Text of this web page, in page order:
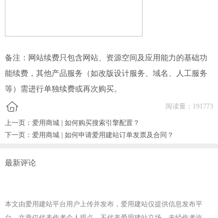
备注：网站续费只包含网站、资源空间及应用能力的基础功
能续费，其他产品服务（如改版设计服务、域名、人工服务
等）需进行单独续费或再次购买。
阅读量： 191773
上一页： 爱用商城 | 如何购买搜索引擎配置？
下一页： 爱用商城 | 如何申请爱用建站订单发票及合同？
最新评论
本文由爱用建站平台用户上传并发布，爱用建站仅提供信息发布平